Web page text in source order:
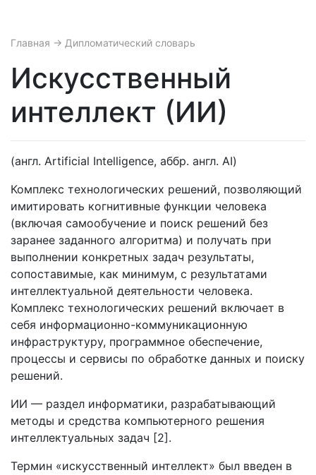
Главная → Дипломатический словарь
Искусственный
интеллект (ИИ)
(англ. Artificial Intelligence, аббр. англ. AI)
Комплекс технологических решений, позволяющий
имитировать когнитивные функции человека
(включая самообучение и поиск решений без
заранее заданного алгоритма) и получать при
выполнении конкретных задач результаты,
сопоставимые, как минимум, с результатами
интеллектуальной деятельности человека.
Комплекс технологических решений включает в
себя информационно-коммуникационную
инфраструктуру, программное обеспечение,
процессы и сервисы по обработке данных и поиску
решений.
ИИ — раздел информатики, разрабатывающий
методы и средства компьютерного решения
интеллектуальных задач [2].
Термин «искусственный интеллект» был введен в